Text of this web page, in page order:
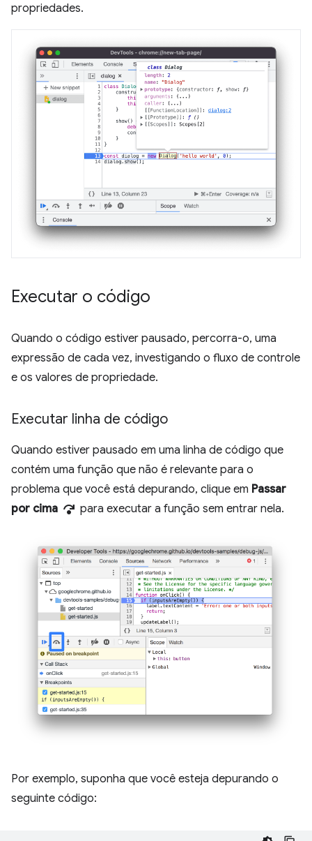
propriedades.
Executar o código
Quando o código estiver pausado, percorra-o, uma
expressão de cada vez, investigando o fluxo de controle
e os valores de propriedade.
Executar linha de código
Quando estiver pausado em uma linha de código que
contém uma função que não é relevante para o
problema que você está depurando, clique em Passar
por cima step_over para executar a função sem entrar nela.
Por exemplo, suponha que você esteja depurando o
seguinte código: